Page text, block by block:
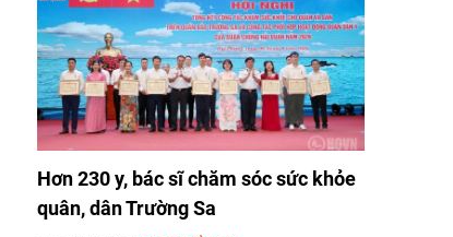
Hơn 230 y, bác sĩ chăm sóc sức khỏe
quân, dân Trường Sa